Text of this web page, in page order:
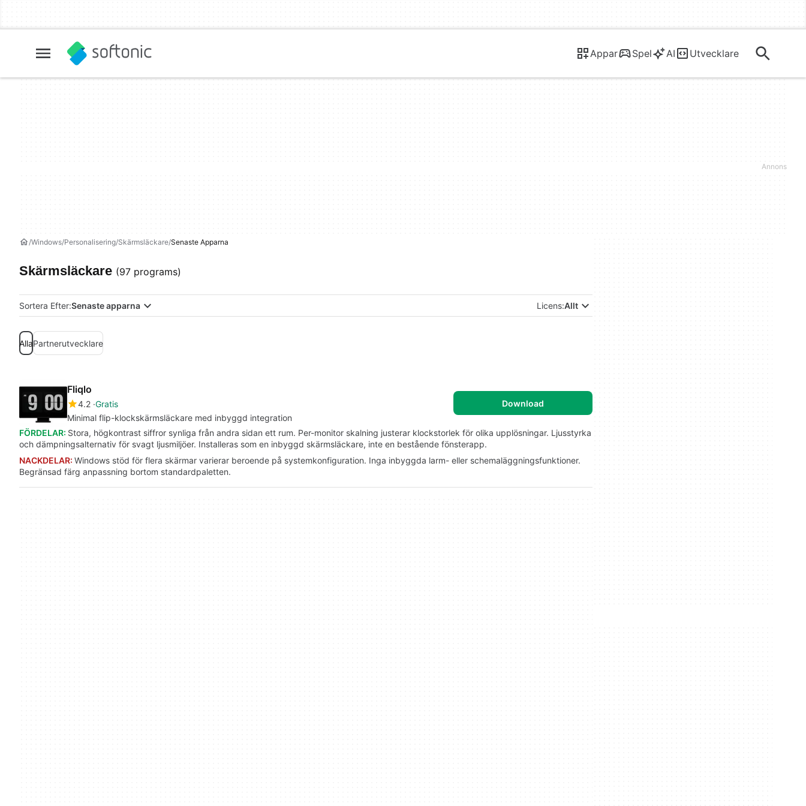
Appar Spel AI Utvecklare
Windows Personalisering Skärmsläckare Senaste Apparna
Skärmsläckare (97 programs)
Sortera Efter:Senaste apparna Licens:Allt
AllaPartnerutvecklare
Fliqlo
4.2 Gratis
Minimal flip-klockskärmsläckare med inbyggd integration
Download
FÖRDELAR: Stora, högkontrast siffror synliga från andra sidan ett rum. Per-monitor skalning justerar klockstorlek för olika upplösningar. Ljusstyrka
och dämpningsalternativ för svagt ljusmiljöer. Installeras som en inbyggd skärmsläckare, inte en bestående fönsterapp.
NACKDELAR: Windows stöd för flera skärmar varierar beroende på systemkonfiguration. Inga inbyggda larm- eller schemaläggningsfunktioner.
Begränsad färg anpassning bortom standardpaletten.